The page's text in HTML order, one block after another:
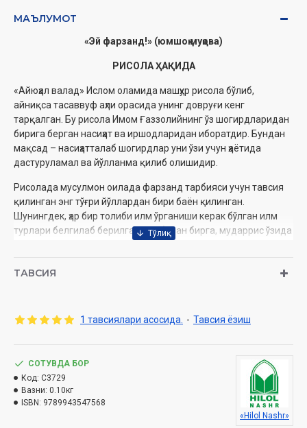
МАЪЛУМОТ
«Эй фарзанд!» (юмшоқ муқова)
РИСОЛА ҲАҚИДА
«Айюҳал валад» Ислом оламида машҳур рисола бўлиб,
айниқса тасаввуф аҳли орасида унинг довруғи кенг
тарқалган. Бу рисола Имом Ғаззолийнинг ўз шогирдларидан
бирига берган насиҳат ва иршодларидан иборатдир. Бундан
мақсад – насиҳатталаб шогирдлар уни ўзи учун ҳаётида
дастуруламал ва йўлланма қилиб олишидир.
Рисолада мусулмон оилада фарзанд тарбияси учун тавсия
қилинган энг тўғри йўллардан бири баён қилинган.
Шунингдек, ҳар бир толиби илм ўрганиши керак бўлган илм
турлари белгилаб берилган. Шу билан бирга, мударрис ўзида
кенг изоҳлаб берилган.
валадия» ва «Айюҳал валад» каби бир неча номлари бор. Биз
охирги номни ихтиёр қилдик, чунки мазкур рисола ёзилган
«Айюҳал валад» жумласи «Эй фарзанд!» деб таржима
қилинади. «Нима учун шогирдга «фарзанд», деб мурожаат
қилинмоқда?» деган саволга жавоб шуки, шогирд устозга
нисбатан фарзанд мақомидадир. Устоз эса шогирдга
ТАВСИЯ
1 тавсиялари асосида. - Тавсия ёзиш
СОТУВДА БОР
Код: C3729
Вазни: 0.10кг
ISBN: 9789943547568
«Hilol Nashr»